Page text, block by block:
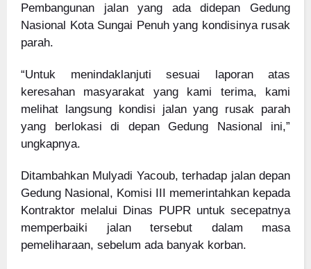
Pembangunan jalan yang ada didepan Gedung
Nasional Kota Sungai Penuh yang kondisinya rusak
parah.
“Untuk menindaklanjuti sesuai laporan atas
keresahan masyarakat yang kami terima, kami
melihat langsung kondisi jalan yang rusak parah
yang berlokasi di depan Gedung Nasional ini,”
ungkapnya.
Ditambahkan Mulyadi Yacoub, terhadap jalan depan
Gedung Nasional, Komisi III memerintahkan kepada
Kontraktor melalui Dinas PUPR untuk secepatnya
memperbaiki jalan tersebut dalam masa
pemeliharaan, sebelum ada banyak korban.